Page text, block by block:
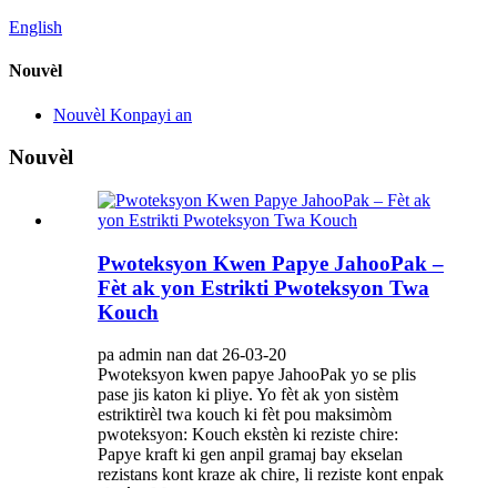
English
Nouvèl
Nouvèl Konpayi an
Nouvèl
Pwoteksyon Kwen Papye JahooPak –
Fèt ak yon Estrikti Pwoteksyon Twa
Kouch
pa admin nan dat 26-03-20
Pwoteksyon kwen papye JahooPak yo se plis
pase jis katon ki pliye. Yo fèt ak yon sistèm
estriktirèl twa kouch ki fèt pou maksimòm
pwoteksyon: Kouch ekstèn ki reziste chire:
Papye kraft ki gen anpil gramaj bay ekselan
rezistans kont kraze ak chire, li reziste kont enpak